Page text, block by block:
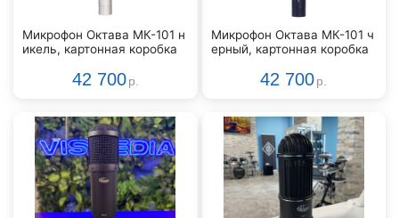
Микрофон Октава МК-101 н
икель, картонная коробка
42 700 р.
Микрофон Октава МК-101 ч
ерный, картонная коробка
42 700 р.